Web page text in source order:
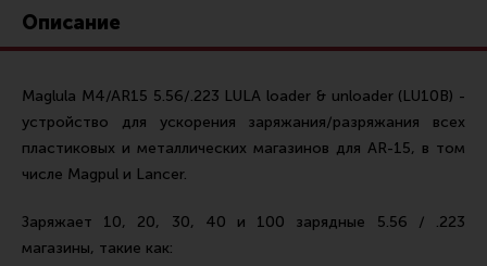
Ремни для IPSC
Стрелковые таймеры
Холощение и тренировки
Другие аксессуары IPSC
Стрелковые очки
Описание
Maglula M4/AR15 5.56/.223 LULA loader & unloader (LU10B) -
устройство для ускорения заряжания/разряжания всех
пластиковых и металлических магазинов для AR-15, в том
числе Magpul и Lancer.
Заряжает 10, 20, 30, 40 и 100 зарядные 5.56 / .223
магазины, такие как: